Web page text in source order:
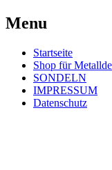
Skip
to
Menu
Startseite
Shop für
SONDELN
IMPRESSUM
Datenschutz